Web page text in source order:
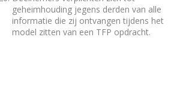
geheimhouding jegens derden van alle
informatie die zij ontvangen tijdens het
model zitten van een TFP opdracht.